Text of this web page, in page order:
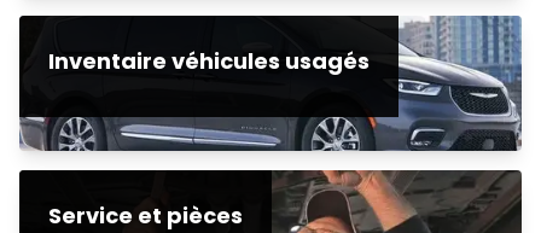
Inventaire véhicules usagés
Service et pièces